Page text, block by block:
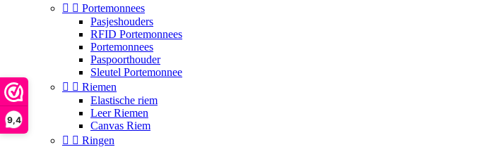
9,4
  Portemonnees
Pasjeshouders
RFID Portemonnees
Portemonnees
Paspoorthouder
Sleutel Portemonnee
  Riemen
Elastische riem
Leer Riemen
Canvas Riem
  Ringen